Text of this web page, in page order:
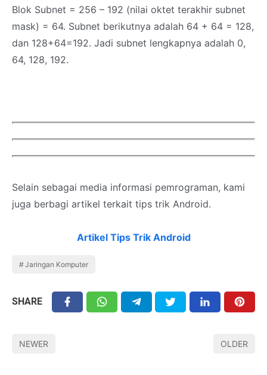
Blok Subnet = 256 – 192 (nilai oktet terakhir subnet
mask) = 64. Subnet berikutnya adalah 64 + 64 = 128,
dan 128+64=192. Jadi subnet lengkapnya adalah 0,
64, 128, 192.
Selain sebagai media informasi pemrograman, kami
juga berbagi artikel terkait tips trik Android.
Artikel Tips Trik Android
Jaringan Komputer
SHARE
NEWER OLDER